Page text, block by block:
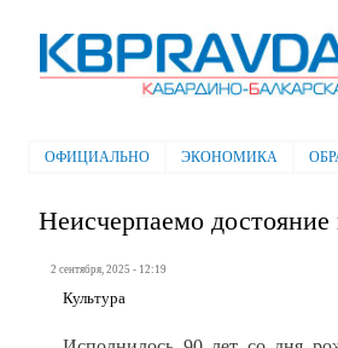
Электронная газета "Кабардино-
Балкарская правда"
Главное меню
ОФИЦИАЛЬНО ЭКОНОМИКА
Неисчерпаемо
2 сентября, 2025 - 12:19
Культура